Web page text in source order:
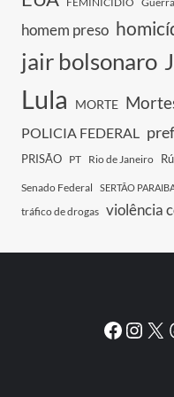
homem preso
jair bolsonaro
Lula MORTE
POLICIA FEDERAL
PRISÃO PT Rio de Janeiro
Senado Federal SERTÃO
tráfico de drogas violência
X